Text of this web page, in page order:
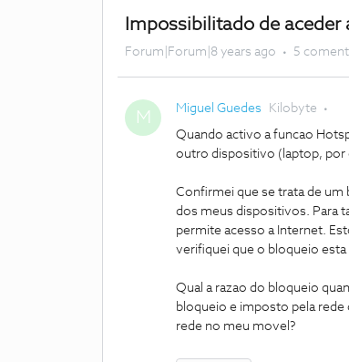
Impossibilitado de
Forum|Forum|8 years ago 5
M Miguel Guedes Kilobyte
Quando activo a funcao
outro dispositivo (laptop, por
Confirmei que se trata de um
dos meus dispositivos. Para
permite acesso a Internet.
verifiquei que o bloqueio
Qual a razao do bloqueio
bloqueio e imposto pela rede
rede no meu movel?